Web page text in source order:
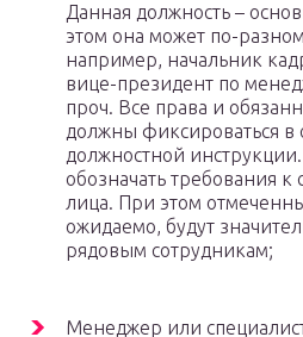
Данная должность –
этом она может по-
например, начальник
вице-президент по
проч. Все права и
должны фиксироваться в
должностной
обозначать требования
лица. При этом
ожидаемо, будут
рядовым сотрудникам;
Менеджер или